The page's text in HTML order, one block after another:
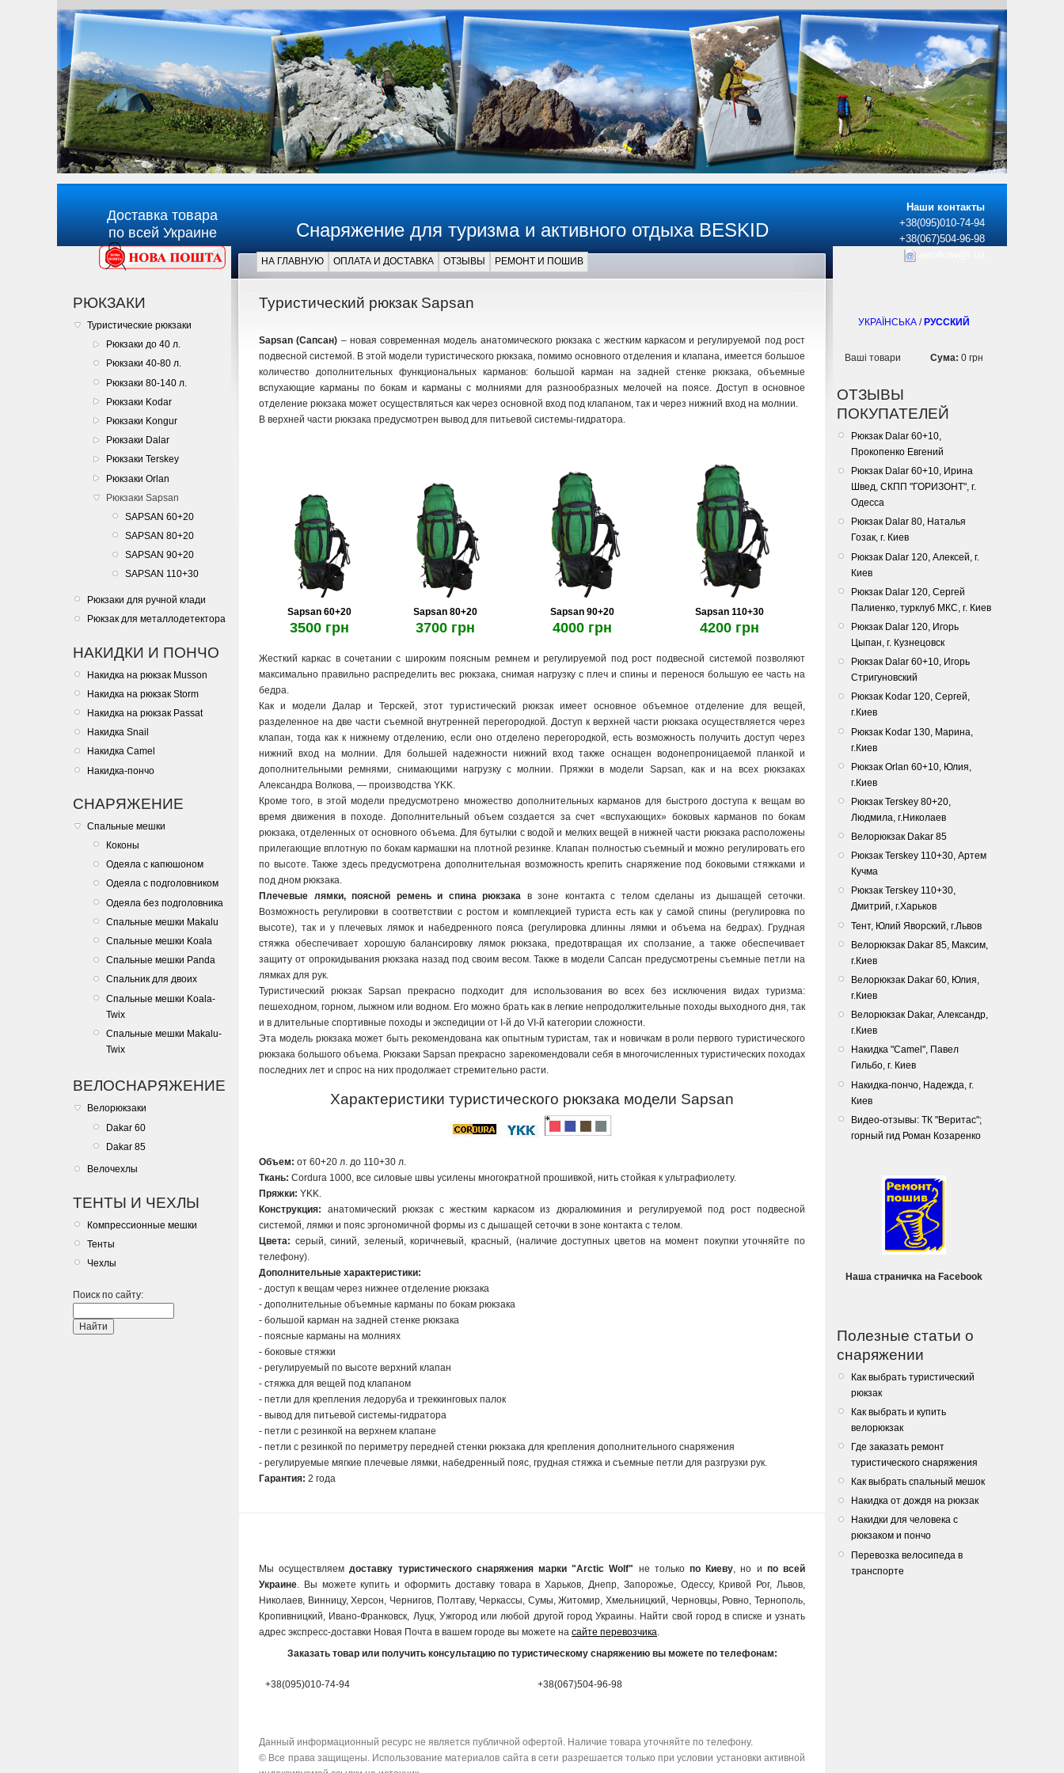
Доставка товара
по всей Украине
Снаряжение для туризма и активного отдыха BESKID
НА ГЛАВНУЮ ОПЛАТА И ДОСТАВКА ОТЗЫВЫ РЕМОНТ И ПОШИВ
Наши контакты
+38(095)010-74-94
+38(067)504-96-98
РЮКЗАКИ
Туристические рюкзаки
Рюкзаки до 40 л.
Рюкзаки 40-80 л.
Рюкзаки 80-140 л.
Рюкзаки Kodar
Рюкзаки Kongur
Рюкзаки Dalar
Рюкзаки Terskey
Рюкзаки Orlan
Рюкзаки Sapsan
SAPSAN 60+20
SAPSAN 80+20
SAPSAN 90+20
SAPSAN 110+30
Рюкзаки для ручной клади
Рюкзак для металлодетектора
НАКИДКИ И ПОНЧО
Накидка на рюкзак Musson
Накидка на рюкзак Storm
Накидка на рюкзак Passat
Накидка Snail
Накидка Camel
Накидка-пончо
СНАРЯЖЕНИЕ
Спальные мешки
Коконы
Одеяла с капюшоном
Одеяла с подголовником
Одеяла без подголовника
Спальные мешки Makalu
Спальные мешки Koala
Спальные мешки Panda
Спальник для двоих
Спальные мешки Koala-
Twix
Спальные мешки Makalu-
Twix
ВЕЛОСНАРЯЖЕНИЕ
Велорюкзаки
Dakar 60
Dakar 85
Велочехлы
ТЕНТЫ И ЧЕХЛЫ
Компрессионные мешки
Тенты
Чехлы
Поиск по сайту:
Главная
Туристический рюкзак Sapsan
Sapsan (Сапсан) – новая современная модель анатомического рюкзака с жестким каркасом и регулируемой под рост
подвесной системой. В этой модели туристического рюкзака, помимо основного отделения и клапана, имеется большое
количество дополнительных функциональных карманов: большой карман на задней стенке рюкзака, объемные
вспухающие карманы по бокам и карманы с молниями для разнообразных мелочей на поясе. Доступ в основное
отделение рюкзака может осуществляться как через основной вход под клапаном, так и через нижний вход на молнии.
В верхней части рюкзака предусмотрен вывод для питьевой системы-гидратора.
Sapsan 60+20
3500 грн
Sapsan 80+20
3700 грн
Sapsan 90+20
4000 грн
Sapsan 110+30
4200 грн
Жесткий каркас в сочетании с широким поясным ремнем и регулируемой под рост подвесной системой позволяют
максимально правильно распределить вес рюкзака, снимая нагрузку с плеч и спины и перенося большую ее часть на
бедра.
Как и модели Далар и Терскей, этот туристический рюкзак имеет основное объемное отделение для вещей,
разделенное на две части съемной внутренней перегородкой. Доступ к верхней части рюкзака осуществляется через
клапан, тогда как к нижнему отделению, если оно отделено перегородкой, есть возможность получить доступ через
нижний вход на молнии. Для большей надежности нижний вход также оснащен водонепроницаемой планкой и
дополнительными ремнями, снимающими нагрузку с молнии. Пряжки в модели Sapsan, как и на всех рюкзаках
Александра Волкова, — производства YKK.
Кроме того, в этой модели предусмотрено множество дополнительных карманов для быстрого доступа к вещам во
время движения в походе. Дополнительный объем создается за счет «вспухающих» боковых карманов по бокам
рюкзака, отделенных от основного объема. Для бутылки с водой и мелких вещей в нижней части рюкзака расположены
прилегающие вплотную по бокам кармашки на плотной резинке. Клапан полностью съемный и можно регулировать его
по высоте. Также здесь предусмотрена дополнительная возможность крепить снаряжение под боковыми стяжками и
под дном рюкзака.
Плечевые лямки, поясной ремень и спина рюкзака в зоне контакта с телом сделаны из дышащей сеточки.
Возможность регулировки в соответствии с ростом и комплекцией туриста есть как у самой спины (регулировка по
высоте), так и у плечевых лямок и набедренного пояса (регулировка длинны лямки и объема на бедрах). Грудная
стяжка обеспечивает хорошую балансировку лямок рюкзака, предотвращая их сползание, а также обеспечивает
защиту от опрокидывания рюкзака назад под своим весом. Также в модели Сапсан предусмотрены съемные петли на
лямках для рук.
Туристический рюкзак Sapsan прекрасно подходит для использования во всех без исключения видах туризма:
пешеходном, горном, лыжном или водном. Его можно брать как в легкие непродолжительные походы выходного дня, так
и в длительные спортивные походы и экспедиции от I-й до VI-й категории сложности.
Эта модель рюкзака может быть рекомендована как опытным туристам, так и новичкам в роли первого туристического
рюкзака большого объема. Рюкзаки Sapsan прекрасно зарекомендовали себя в многочисленных туристических походах
последних лет и спрос на них продолжает стремительно расти.
Характеристики туристического рюкзака модели Sapsan
Объем: от 60+20 л. до 110+30 л.
Ткань: Cordura 1000, все силовые швы усилены многократной прошивкой, нить стойкая к ультрафиолету.
Пряжки: YKK.
Конструкция: анатомический рюкзак с жестким каркасом из дюралюминия и регулируемой под рост подвесной
системой, лямки и пояс эргономичной формы из с дышащей сеточки в зоне контакта с телом.
Цвета: серый, синий, зеленый, коричневый, красный, (наличие доступных цветов на момент покупки уточняйте по
телефону).
Дополнительные характеристики:
- доступ к вещам через нижнее отделение рюкзака
- дополнительные объемные карманы по бокам рюкзака
- большой карман на задней стенке рюкзака
- поясные карманы на молниях
- боковые стяжки
- регулируемый по высоте верхний клапан
- стяжка для вещей под клапаном
- петли для крепления ледоруба и треккинговых палок
- вывод для питьевой системы-гидратора
- петли с резинкой на верхнем клапане
- петли с резинкой по периметру передней стенки рюкзака для крепления дополнительного снаряжения
- регулируемые мягкие плечевые лямки, набедренный пояс, грудная стяжка и съемные петли для разгрузки рук.
Гарантия: 2 года
Мы осуществляемдоставку туристического снаряжения марки "Arctic Wolf" не толькопо Киеву , но и по всей
Украине . Вы можете купить и оформить доставку товара в Харьков, Днепр, Запорожье, Одессу, Кривой Рог, Львов,
Николаев, Винницу, Херсон, Чернигов, Полтаву, Черкассы, Сумы, Житомир, Хмельницкий, Черновцы, Ровно, Тернополь,
Кропивницкий, Ивано-Франковск, Луцк, Ужгород или любой другой город Украины. Найти свой город в списке и узнать
адрес экспресс-доставки Новая Почта в вашем городе вы можете на сайте перевозчика
Заказать товар или получить консультацию по туристическому снаряжению вы можете по телефонам:
+38(095)010-74-94 +38(067)504-96-98
Данный информационный ресурс не является публичной офертой. Наличие товара уточняйте по телефону.
© Все права защищены. Использование материалов сайта в сети разрешается только при условии установки активной
УКРАЇНСЬКА / РУССКИЙ
Ваші товари Сума: 0 грн
ОТЗЫВЫ
ПОКУПАТЕЛЕЙ
Рюкзак Dalar 60+10,
Прокопенко Евгений
Рюкзак Dalar 60+10, Ирина
Швед, СКПП "ГОРИЗОНТ", г.
Одесса
Рюкзак Dalar 80, Наталья
Гозак, г. Киев
Рюкзак Dalar 120, Алексей, г.
Киев
Рюкзак Dalar 120, Сергей
Палиенко, турклуб МКС, г. Киев
Рюкзак Dalar 120, Игорь
Цыпан, г. Кузнецовск
Рюкзак Dalar 60+10, Игорь
Стригуновский
Рюкзак Kodar 120, Сергей,
г.Киев
Рюкзак Kodar 130, Марина,
г.Киев
Рюкзак Orlan 60+10, Юлия,
г.Киев
Рюкзак Terskey 80+20,
Людмила, г.Николаев
Велорюкзак Dakar 85
Рюкзак Terskey 110+30, Артем
Кучма
Рюкзак Terskey 110+30,
Дмитрий, г.Харьков
Тент, Юлий Яворский, г.Львов
Bелорюкзак Dakar 85, Максим,
г.Киев
Велорюкзак Dakar 60, Юлия,
г.Киев
Велорюкзак Dakar, Александр,
г.Киев
Накидка "Camel", Павел
Гильбо, г. Киев
Накидка-пончо, Надежда, г.
Киев
Видео-отзывы: ТК "Веритас";
горный гид Роман Козаренко
Наша страничка на Facebook
Полезные статьи о
снаряжении
Как выбрать туристический
рюкзак
Как выбрать и купить
велорюкзак
Где заказать ремонт
туристического снаряжения
Как выбрать спальный мешок
Накидка от дождя на рюкзак
Накидки для человека с
рюкзаком и пончо
Перевозка велосипеда в
транспорте